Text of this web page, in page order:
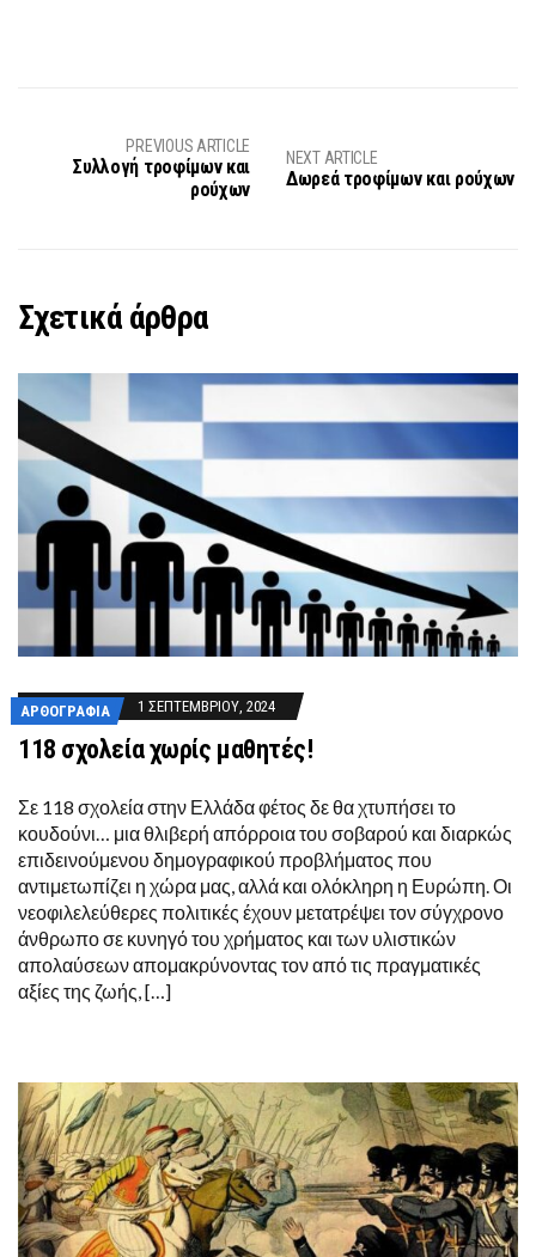
PREVIOUS ARTICLE
Συλλογή τροφίμων και
ρούχων
NEXT ARTICLE
Δωρεά τροφίμων και ρούχων
Σχετικά άρθρα
ΑΡΘΟΓΡΑΦΊΑ 1 ΣΕΠΤΕΜΒΡΊΟΥ, 2024
118 σχολεία χωρίς μαθητές!
Σε 118 σχολεία στην Ελλάδα φέτος δε θα χτυπήσει το
κουδούνι… μια θλιβερή απόρροια του σοβαρού και διαρκώς
επιδεινούμενου δημογραφικού προβλήματος που
αντιμετωπίζει η χώρα μας, αλλά και ολόκληρη η Ευρώπη. Οι
νεοφιλελεύθερες πολιτικές έχουν μετατρέψει τον σύγχρονο
άνθρωπο σε κυνηγό του χρήματος και των υλιστικών
απολαύσεων απομακρύνοντας τον από τις πραγματικές
αξίες της ζωής, […]